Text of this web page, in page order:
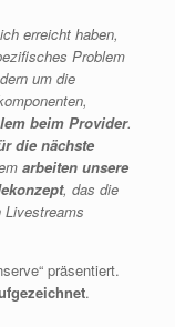
erreicht haben,
Problem
um die
beim Provider.
die nächste
arbeiten unsere
, das die
Livestreams
präsentiert.
.